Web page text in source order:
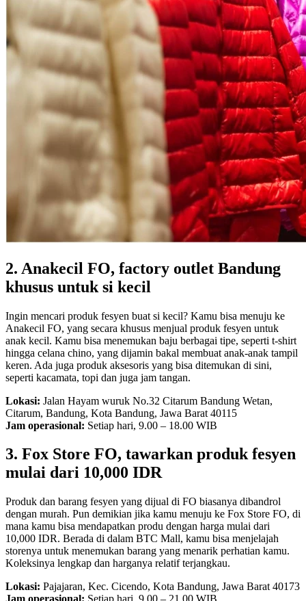
2. Anakecil FO, factory outlet Bandung
khusus untuk si kecil
Ingin mencari produk fesyen buat si kecil? Kamu bisa menuju ke
Anakecil FO, yang secara khusus menjual produk fesyen untuk
anak kecil. Kamu bisa menemukan baju berbagai tipe, seperti t-shirt
hingga celana chino, yang dijamin bakal membuat anak-anak tampil
keren. Ada juga produk aksesoris yang bisa ditemukan di sini,
seperti kacamata, topi dan juga jam tangan.
Lokasi: Jalan Hayam wuruk No.32 Citarum Bandung Wetan,
Citarum, Bandung, Kota Bandung, Jawa Barat 40115
Jam operasional: Setiap hari, 9.00 – 18.00 WIB
3. Fox Store FO, tawarkan produk fesyen
mulai dari 10,000 IDR
Produk dan barang fesyen yang dijual di FO biasanya dibandrol
dengan murah. Pun demikian jika kamu menuju ke Fox Store FO, di
mana kamu bisa mendapatkan produ dengan harga mulai dari
10,000 IDR. Berada di dalam BTC Mall, kamu bisa menjelajah
storenya untuk menemukan barang yang menarik perhatian kamu.
Koleksinya lengkap dan harganya relatif terjangkau.
Lokasi: Pajajaran, Kec. Cicendo, Kota Bandung, Jawa Barat 40173